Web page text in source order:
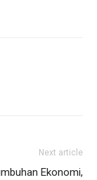
Next article
Ekonomi,